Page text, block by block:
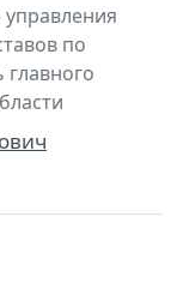
управления
по
главного